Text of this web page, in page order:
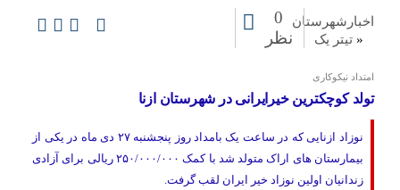
اخبارشهرستان
« تیتر یک
0
نظر
امتداد نیکوکاری
تولد کوچکترین خیرایرانی در شهرستان ازنا
نوزاد ازنایی که در ساعت یک بامداد روز پنجشنبه ۲۷ دی ماه در یکی از
بیمارستان های اراک متولد شد با کمک ۲۵۰/۰۰۰/۰۰۰ ریالی برای آزادی
زندانیان اولین نوزاد خیر ایران لقب گرفت.